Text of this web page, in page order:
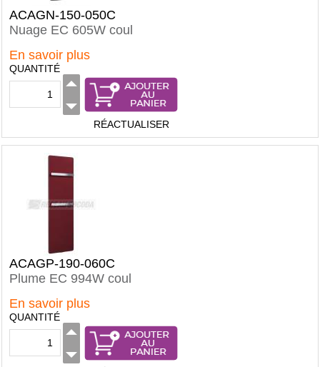
ACAGN-150-050C
Nuage EC 605W coul
En savoir plus
QUANTITÉ
RÉACTUALISER
ACAGP-190-060C
Plume EC 994W coul
En savoir plus
QUANTITÉ